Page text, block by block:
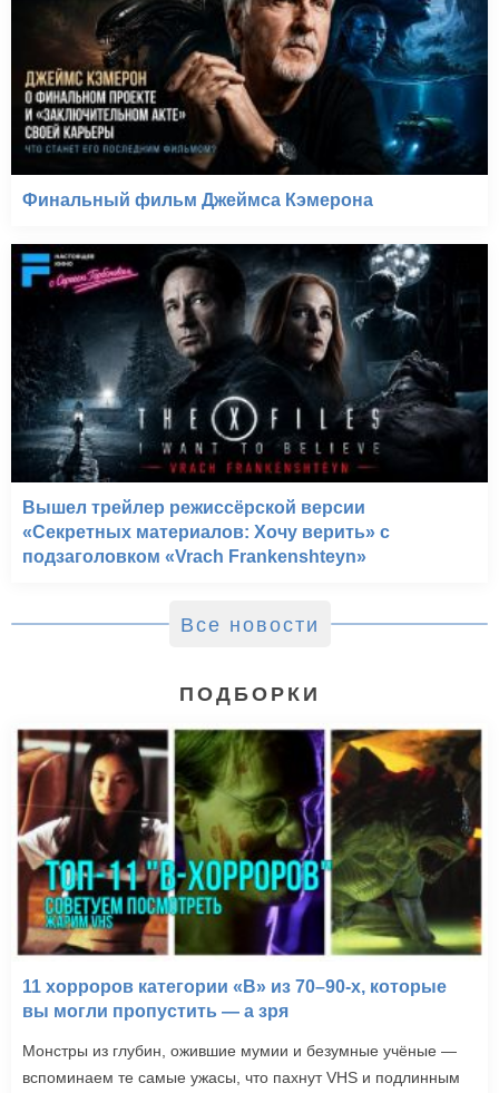
Финальный фильм Джеймса Кэмерона
Вышел трейлер режиссёрской версии
«Секретных материалов: Хочу верить» с
подзаголовком «Vrach Frankenshteyn»
Все новости
ПОДБОРКИ
11 хорроров категории «B» из 70–90-х, которые
вы могли пропустить — а зря
Монстры из глубин, ожившие мумии и безумные учёные —
вспоминаем те самые ужасы, что пахнут VHS и подлинным